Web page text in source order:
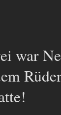
war